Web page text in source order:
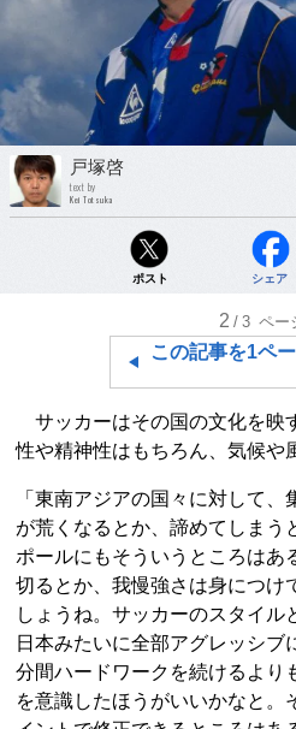
戸塚啓
text by
Kei Totsuka
ポスト シェア
2 /3 ペー
この記事を1ペ
サッカーはその国の文化を映
性や精神性はもちろん、気候や
「東南アジアの国々に対して
が荒くなるとか、諦めてしまう
ポールにもそういうところはあ
切るとか、我慢強さは身につけ
しょうね。サッカーのスタイル
日本みたいに全部アグレッシブ
分間ハードワークを続けるより
を意識したほうがいいかなと。